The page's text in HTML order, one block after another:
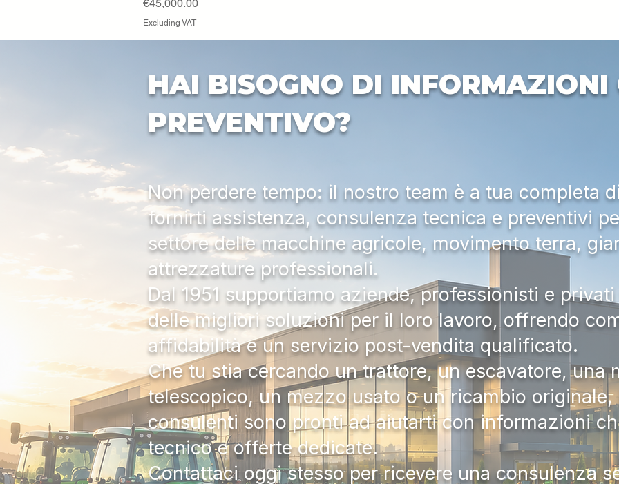
€45,000.00
Excluding VAT
HAI BISOGNO DI INFORMAZIONI
PREVENTIVO?
Non perdere tempo: il nostro team è a tua completa
fornirti assistenza, consulenza tecnica e preventivi
settore delle macchine agricole, movimento terra,
attrezzature professionali.
Dal 1951 supportiamo aziende, professionisti e
delle migliori soluzioni per il loro lavoro, offrendo
affidabilità e un servizio post-vendita qualificato.
Che tu stia cercando un trattore, un escavatore, una
telescopico, un mezzo usato o un ricambio
consulenti sono pronti ad aiutarti con informazioni
tecnico e offerte dedicate.
Contattaci oggi stesso per ricevere una consulenza